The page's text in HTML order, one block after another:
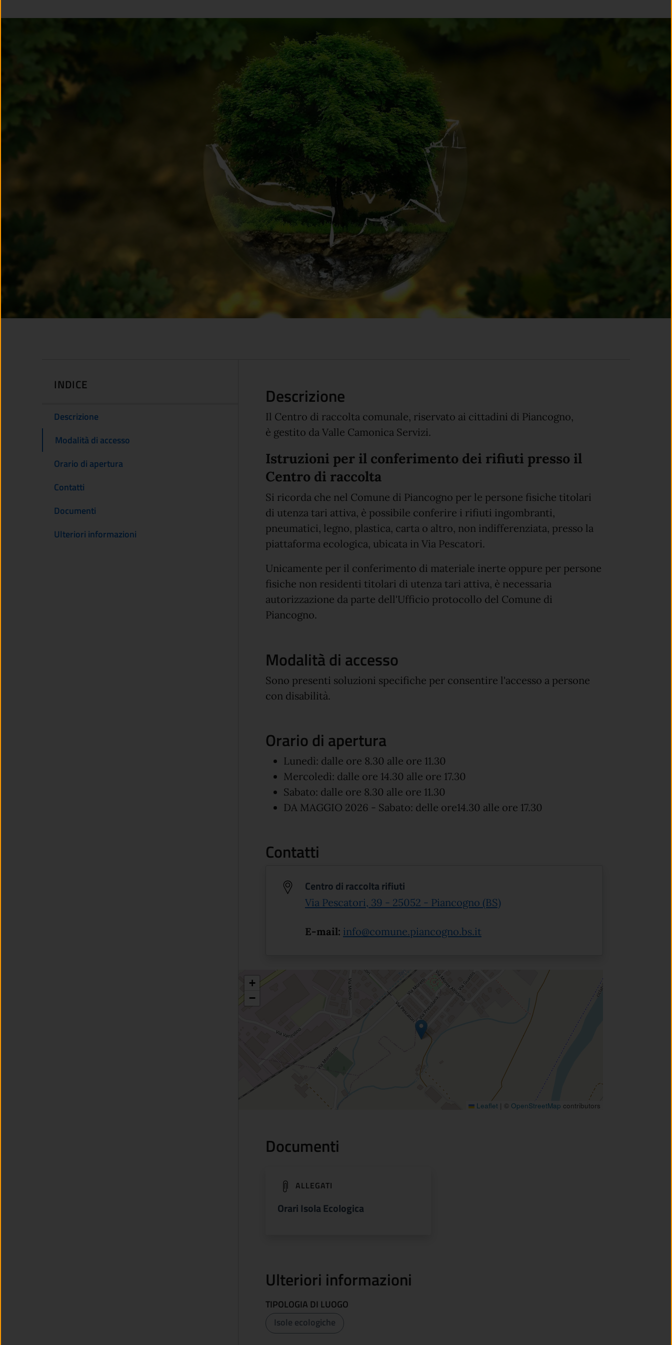
INDICE
Descrizione
Modalità di accesso
Orario di apertura
Contatti
Documenti
Ulteriori informazioni
Descrizione
Il Centro di raccolta comunale, riservato ai cittadini di Piancogno,
è gestito da Valle Camonica Servizi.
Istruzioni per il conferimento dei rifiuti presso il
Centro di raccolta
Si ricorda che nel Comune di Piancogno per le persone fisiche titolari
di utenza tari attiva, è possibile conferire i rifiuti ingombranti,
pneumatici, legno, plastica, carta o altro, non indifferenziata, presso la
piattaforma ecologica, ubicata in Via Pescatori.
Unicamente per il conferimento di materiale inerte oppure per persone
fisiche non residenti titolari di utenza tari attiva, è necessaria
autorizzazione da parte dell'Ufficio protocollo del Comune di
Piancogno.
Modalità di accesso
Sono presenti soluzioni specifiche per consentire l'accesso a persone
con disabilità.
Orario di apertura
Lunedì: dalle ore 8.30 alle ore 11.30
Mercoledì: dalle ore 14.30 alle ore 17.30
Sabato: dalle ore 8.30 alle ore 11.30
DA MAGGIO 2026 - Sabato: delle ore14.30 alle ore 17.30
Contatti
Centro di raccolta rifiuti
Via Pescatori, 39 - 25052 - Piancogno (BS)(apre in un'altra scheda).
E-mail: info@comune.piancogno.bs.it
+
−
Leaflet | © OpenStreetMap contributors
Documenti
ALLEGATI
Orari Isola Ecologica
(apre in un'altra scheda).
Ulteriori informazioni
TIPOLOGIA DI LUOGO
Isole ecologiche